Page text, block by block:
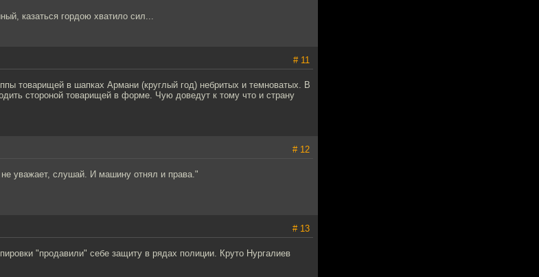
казаться гордою хватило сил...
# 11
товарищей в шапках Армани (круглый год) небритых и темноватых. В
стороной товарищей в форме. Чую доведут к тому что и страну
# 12
уважает, слушай. И машину отнял и права."
# 13
"продавили" себе защиту в рядах полиции. Круто Нургалиев